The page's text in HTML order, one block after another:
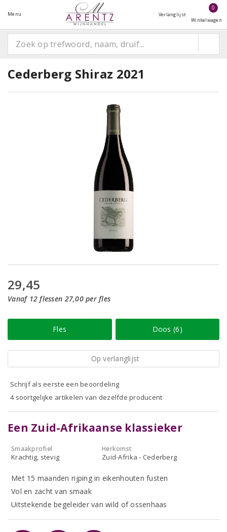
Menu Verlanglijst
0
Winkelwagen
Cederberg Shiraz 2021
29,45
Vanaf 12 flessen 27,00 per fles
Fles Doos (6)
Op verlanglijst
Schrijf als eerste een beoordeling
4 soortgelijke artikelen van dezelfde producent
Een Zuid-Afrikaanse klassieker
Smaakprofiel
Krachtig, stevig
Herkomst
Zuid-Afrika - Cederberg
Met 15 maanden rijping in eikenhouten fusten
Vol en zacht van smaak
Uitstekende begeleider van wild of ossenhaas